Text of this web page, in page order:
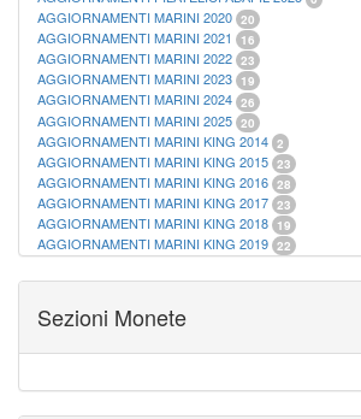
AGGIORNAMENTI MARINI 2020 20
AGGIORNAMENTI MARINI 2021 16
AGGIORNAMENTI MARINI 2022 23
AGGIORNAMENTI MARINI 2023 19
AGGIORNAMENTI MARINI 2024 26
AGGIORNAMENTI MARINI 2025 20
AGGIORNAMENTI MARINI KING 2014 2
AGGIORNAMENTI MARINI KING 2015 23
AGGIORNAMENTI MARINI KING 2016 28
AGGIORNAMENTI MARINI KING 2017 23
AGGIORNAMENTI MARINI KING 2018 19
AGGIORNAMENTI MARINI KING 2019 22
ALBUM PER CARTAMONETA 1
CARTELLE FILATELICHE MARINI
21
FOGLI FILATELICI VATICANO 37
Sezioni Monete